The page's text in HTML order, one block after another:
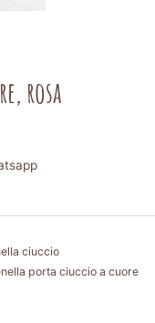
rosa
ciuccio
porta ciuccio a cuore